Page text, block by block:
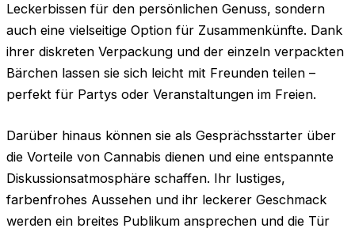
Leckerbissen für den persönlichen Genuss, sondern
auch eine vielseitige Option für Zusammenkünfte. Dank
ihrer diskreten Verpackung und der einzeln verpackten
Bärchen lassen sie sich leicht mit Freunden teilen –
perfekt für Partys oder Veranstaltungen im Freien.
Darüber hinaus können sie als Gesprächsstarter über
die Vorteile von Cannabis dienen und eine entspannte
Diskussionsatmosphäre schaffen. Ihr lustiges,
farbenfrohes Aussehen und ihr leckerer Geschmack
werden ein breites Publikum ansprechen und die Tür